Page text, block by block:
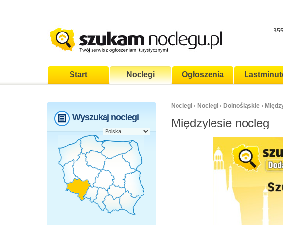
Start Noclegi Ogłoszenia
Wyszukaj noclegi
Noclegi › Noclegi › Dolnośląskie ›
Międzylesie nocleg